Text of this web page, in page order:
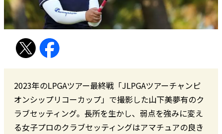
2023年のLPGAツアー最終戦「JLPGAツアーチャンピ
オンシップリコーカップ」で撮影した山下美夢有のク
ラブセッティング。長所を生かし、弱点を強みに変え
る女子プロのクラブセッティングはアマチュアの良き